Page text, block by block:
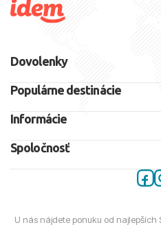
Dovolenky
Populárne destinácie
Informácie
Spoločnosť
U nás nájdete ponuku od